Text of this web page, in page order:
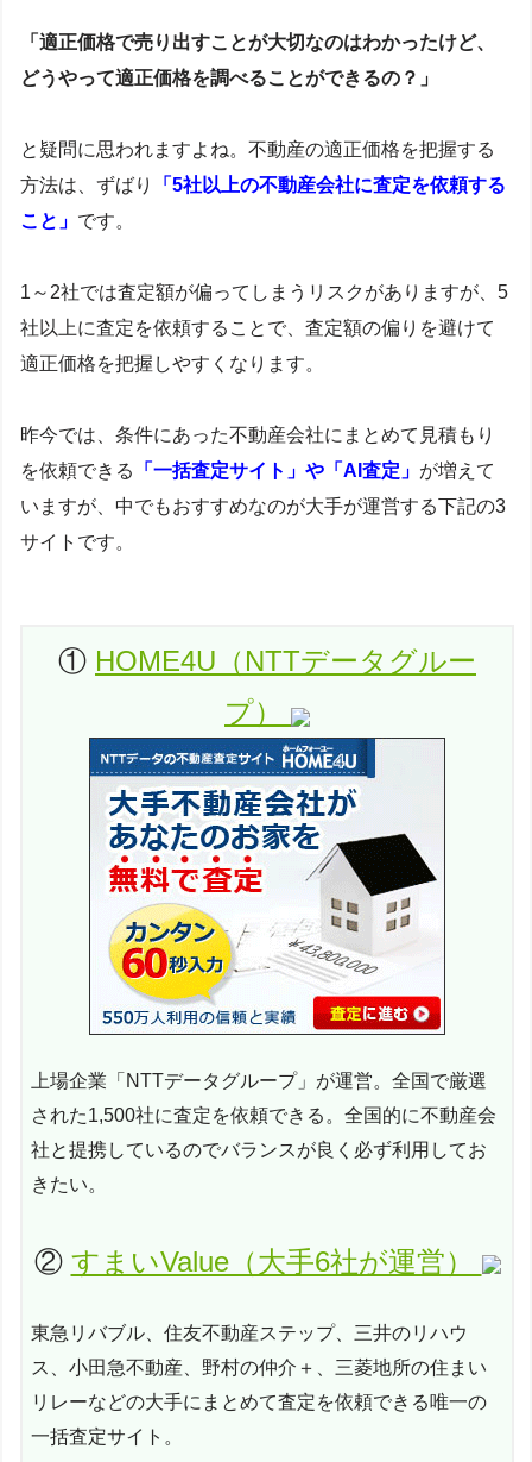
「適正価格で売り出すことが大切なのはわかったけど、
どうやって適正価格を調べることができるの？」
と疑問に思われますよね。不動産の適正価格を把握する
方法は、ずばり
「5社以上の不動産会社に査定を依頼する
こと」 です。
1～2社では査定額が偏ってしまうリスクがありますが、5
社以上に査定を依頼することで、査定額の偏りを避けて
適正価格を把握しやすくなります。
昨今では、条件にあった不動産会社にまとめて見積もり
を依頼できる
「一括査定サイト」や「AI査定」 が増えて
いますが、中でもおすすめなのが大手が運営する下記の3
サイトです。
① HOME4U（NTTデータグルー
プ）
上場企業「NTTデータグループ」が運営。全国で厳選
された1,500社に査定を依頼できる。全国的に不動産会
社と提携しているのでバランスが良く必ず利用してお
きたい。
② すまいValue（大手6社が運営）
東急リバブル、住友不動産ステップ、三井のリハウ
ス、小田急不動産、野村の仲介＋、三菱地所の住まい
リレーなどの大手にまとめて査定を依頼できる唯一の
一括査定サイト。